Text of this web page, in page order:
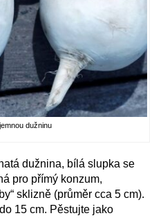
dužninu
dužnina, bílá slupka se
pro přímý konzum,
sklizně (průměr cca 5 cm).
15 cm. Pěstujte jako